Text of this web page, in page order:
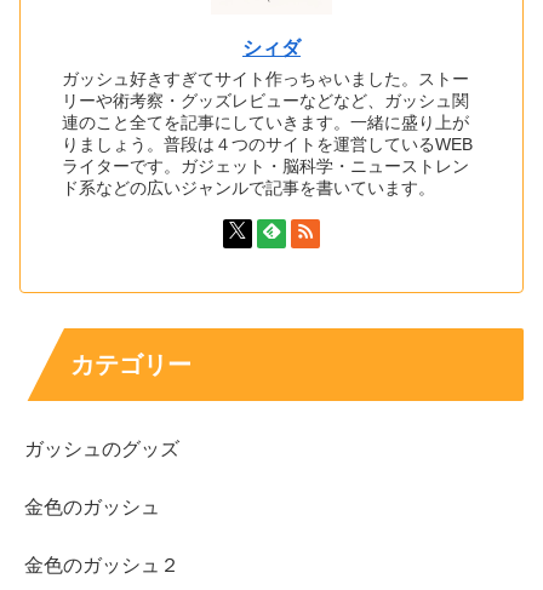
シィダ
ガッシュ好きすぎてサイト作っちゃいました。ストー
リーや術考察・グッズレビューなどなど、ガッシュ関
連のこと全てを記事にしていきます。一緒に盛り上が
りましょう。普段は４つのサイトを運営しているWEB
ライターです。ガジェット・脳科学・ニューストレン
ド系などの広いジャンルで記事を書いています。
カテゴリー
ガッシュのグッズ
金色のガッシュ
金色のガッシュ２